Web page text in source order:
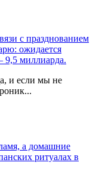
с празднованием
ожидается
9,5 миллиарда.
и если мы не
а домашние
ритуалах в